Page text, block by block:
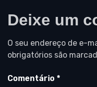
Deixe um
O seu endereço de e-
obrigatórios são
Comentário *